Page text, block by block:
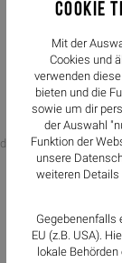
COOKIE
Mit der
Cookies und
verwenden
bieten und die
sowie um dir
der Auswahl
Funktion der
unsere
weiteren Details
Gegebenenfalls
EU (z.B. USA).
lokale
keywords.